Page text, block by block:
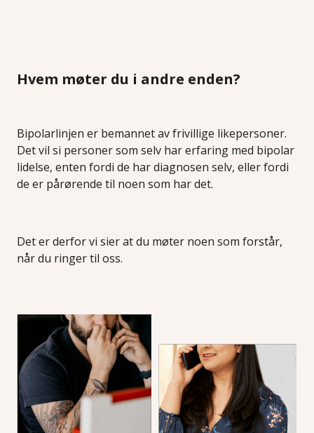
Hvem møter du i andre enden?
Bipolarlinjen er bemannet av frivillige likepersoner.
Det vil si personer som selv har erfaring med bipolar
lidelse, enten fordi de har diagnosen selv, eller fordi
de er pårørende til noen som har det.
Det er derfor vi sier at du møter noen som forstår,
når du ringer til oss.